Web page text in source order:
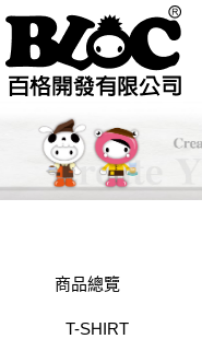
商品總覽
T-SHIRT